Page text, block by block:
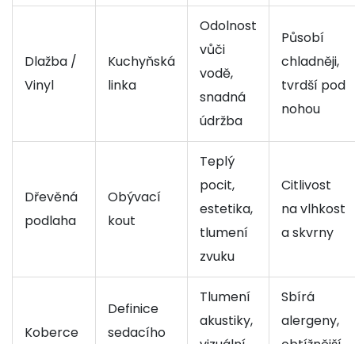
Dlažba /
Vinyl
Kuchyňská
linka
Odolnost
vůči
vodě,
snadná
údržba
Působí
chladněji,
tvrdší pod
nohou
Dřevěná
podlaha
Obývací
kout
Teplý
pocit,
estetika,
tlumení
zvuku
Citlivost
na vlhkost
a skvrny
Koberce
Definice
sedacího
Tlumení
akustiky,
Sbírá
alergeny,